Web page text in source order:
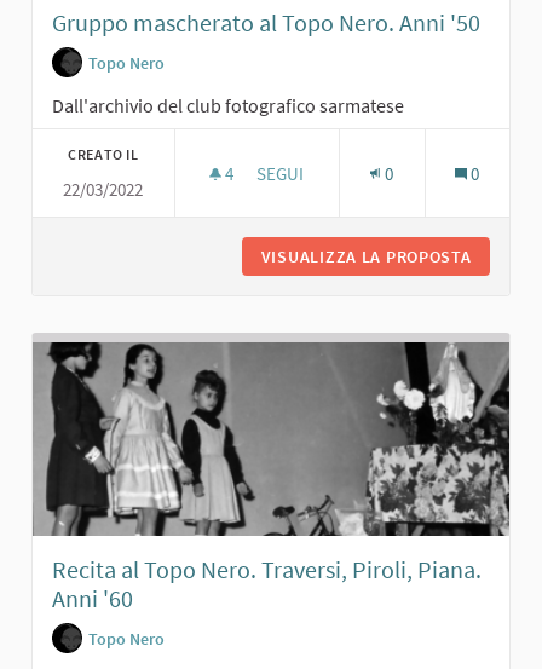
Gruppo mascherato al Topo Nero. Anni '50
Topo Nero
Dall'archivio del club fotografico sarmatese
CREATO IL
22/03/2022
4 4 SOSTENITORI
SEGUI 0 0
VISUALIZZA LA PROPOSTA
Recita al Topo Nero. Traversi, Piroli, Piana.
Anni '60
Topo Nero